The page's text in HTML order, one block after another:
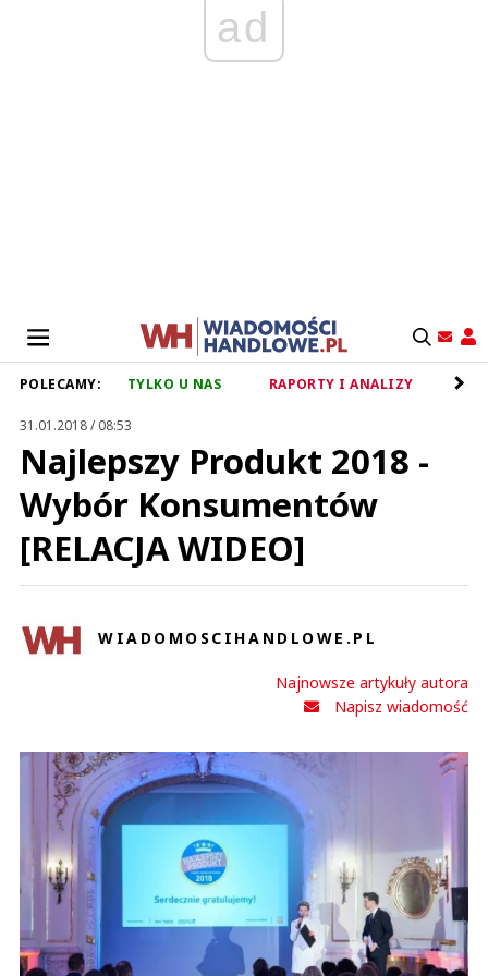
ad
POLECAMY: TYLKO U NAS RAPORTY I ANALIZY
31.01.2018 / 08:53
Najlepszy Produkt 2018 -
Wybór Konsumentów
[RELACJA WIDEO]
WIADOMOSCIHANDLOWE.PL
Najnowsze artykuły autora
Napisz wiadomość